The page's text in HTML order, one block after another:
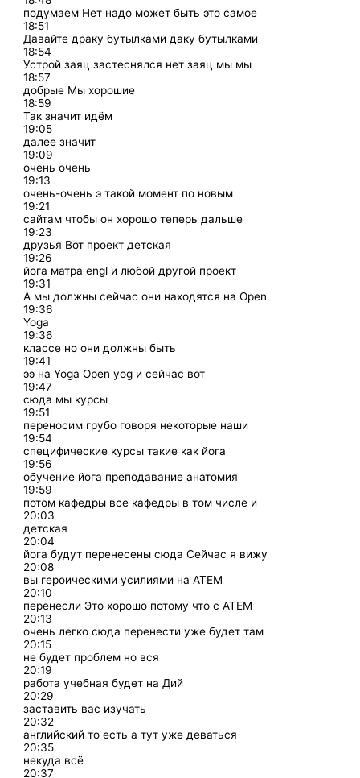
подумаем Нет надо может быть это самое
18:51
Давайте драку бутылками даку бутылками
18:54
Устрой заяц застеснялся нет заяц мы мы
18:57
добрые Мы хорошие
18:59
Так значит идём
19:05
далее значит
19:09
очень очень
19:13
очень-очень э такой момент по новым
19:21
сайтам чтобы он хорошо теперь дальше
19:23
друзья Вот проект детская
19:26
йога матра engl и любой другой проект
19:31
А мы должны сейчас они находятся на Open
19:36
Yoga
19:36
классе но они должны быть
19:41
ээ на Yoga Open yog и сейчас вот
19:47
сюда мы курсы
19:51
переносим грубо говоря некоторые наши
19:54
специфические курсы такие как йога
19:56
обучение йога преподавание анатомия
19:59
потом кафедры все кафедры в том числе и
20:03
детская
20:04
йога будут перенесены сюда Сейчас я вижу
20:08
вы героическими усилиями на АТЕМ
20:10
перенесли Это хорошо потому что с АТЕМ
20:13
очень легко сюда перенести уже будет там
20:15
не будет проблем но вся
20:19
работа учебная будет на Дий
20:29
заставить вас изучать
20:32
английский то есть а тут уже деваться
20:35
некуда всё
20:37